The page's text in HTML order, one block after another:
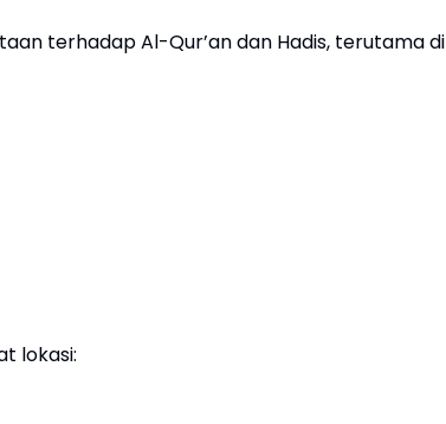
terhadap Al-Qur’an dan Hadis, terutama di
lokasi: